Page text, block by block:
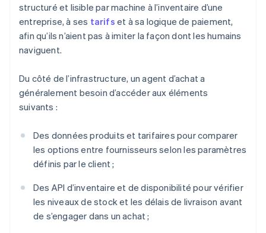
structuré et lisible par machine à l’inventaire d’une
entreprise, à ses tarifs et à sa logique de paiement,
afin qu’ils n’aient pas à imiter la façon dont les humains
naviguent.
Du côté de l’infrastructure, un agent d’achat a
généralement besoin d’accéder aux éléments
suivants :
Des données produits et tarifaires pour comparer
les options entre fournisseurs selon les paramètres
définis par le client ;
Des API d’inventaire et de disponibilité pour vérifier
les niveaux de stock et les délais de livraison avant
de s’engager dans un achat ;